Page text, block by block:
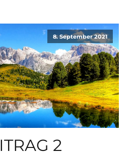
8. September 2021
2